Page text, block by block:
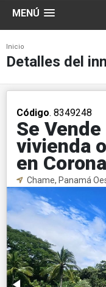
MENÚ
Inicio
Detalles del
Código. 8349248
Se
vivienda
en
Chame, Panamá